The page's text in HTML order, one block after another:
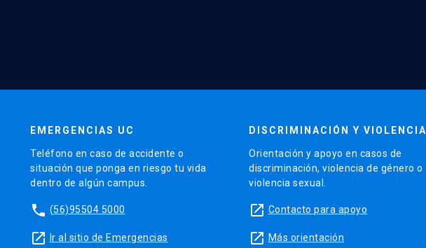
EMERGENCIAS UC
Teléfono en caso de accidente o
situación que ponga en riesgo tu vida
dentro de algún campus.
phone (56)95504 5000
launch Ir al sitio de Emergencias
DISCRIMINACIÓN Y VIOLENCIA
Orientación y apoyo en casos de
discriminación, violencia de género o
violencia sexual.
launch Contacto para apoyo
launch Más orientación